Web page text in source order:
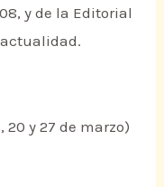
y de la Editorial
20 y 27 de marzo)